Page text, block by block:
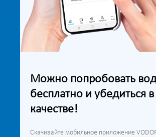
Можно попробовать
бесплатно и убедиться в
качестве!
Скачивайте мобильное приложение